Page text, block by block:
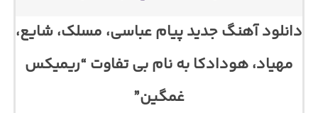
دانلود آهنگ جدید پیام عباسی، مسلک، شایع،
مهیاد، هودادکا به نام بی تفاوت “ریمیکس
غمگین”